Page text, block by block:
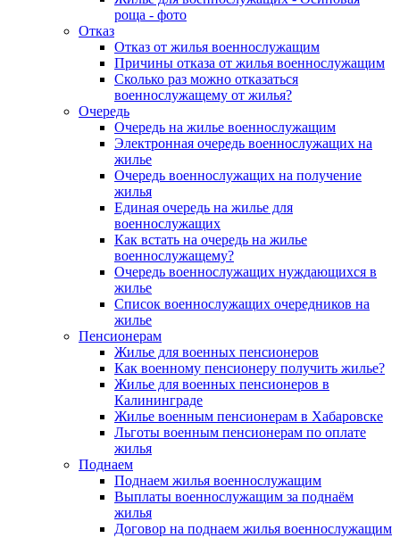
роща - фото
Отказ
Отказ от жилья военнослужащим
Причины отказа от жилья военнослужащим
Сколько раз можно отказаться
военнослужащему от жилья?
Очередь
Очередь на жилье военнослужащим
Электронная очередь военнослужащих на
жилье
Очередь военнослужащих на получение
жилья
Единая очередь на жилье для
военнослужащих
Как встать на очередь на жилье
военнослужащему?
Очередь военнослужащих нуждающихся в
жилье
Список военнослужащих очередников на
жилье
Пенсионерам
Жилье для военных пенсионеров
Как военному пенсионеру получить жилье?
Жилье для военных пенсионеров в
Калининграде
Жилье военным пенсионерам в Хабаровске
Льготы военным пенсионерам по оплате
жилья
Поднаем
Поднаем жилья военнослужащим
Выплаты военнослужащим за поднаём
жилья
Договор на поднаем жилья военнослужащим